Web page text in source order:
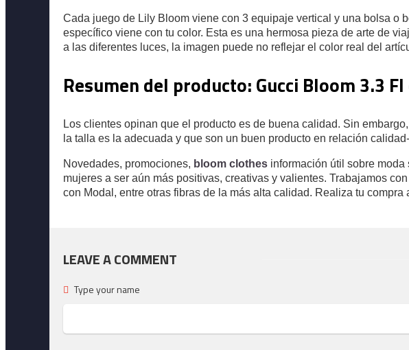
Cada juego de Lily Bloom viene con 3 equipaje vertical y una bolsa o
específico viene con tu color. Esta es una hermosa pieza de arte de
a las diferentes luces, la imagen puede no reflejar el color real del
Resumen del producto: Gucci Bloom 3.3
Los clientes opinan que el producto es de buena calidad. Sin
la talla es la adecuada y que son un buen producto en relación
Novedades, promociones, bloom clothes información útil sobre
mujeres a ser aún más positivas, creativas y valientes. Trabajamos
con Modal, entre otras fibras de la más alta calidad. Realiza tu
LEAVE A COMMENT
Type your name